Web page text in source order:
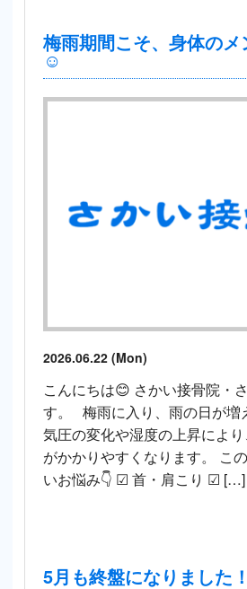
梅雨期間こそ、身体の
☺️
2026.06.22 (Mon)
こんにちは😊 さかい接骨院・
す。 梅雨に入り、雨の日が増
気圧の変化や湿度の上昇によ
がかかりやすくなります。 こ
いお悩み👇 ☑ 首・肩こり ☑ […]
5月も終盤になりました！